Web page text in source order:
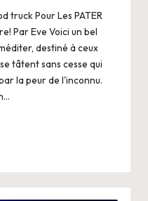
truck Pour Les PATER
Par Eve Voici un bel
destiné à ceux
tâtent sans cesse qui
la peur de l'inconnu.